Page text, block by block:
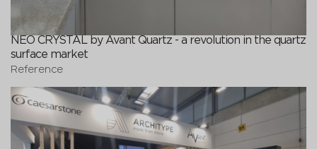
NEO CRYSTAL by Avant Quartz - a revolution in the quartz
surface market
Reference